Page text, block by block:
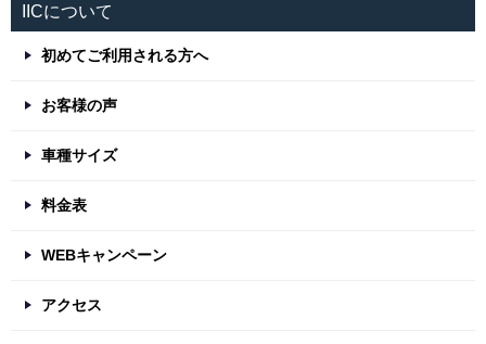
IICについて
初めてご利用される方へ
お客様の声
車種サイズ
料金表
WEBキャンペーン
アクセス